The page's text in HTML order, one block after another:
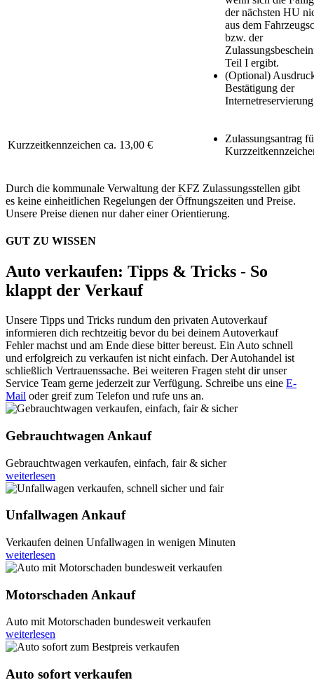
der nächsten HU
aus dem
bzw. der
Teil I ergibt.
(Optional)
Bestätigung der
Internetreservierung
Kurzzeitkennzeichen ca. 13,00 €
Zulassungsantrag
Durch die kommunale Verwaltung der KFZ Zulassungsstellen gibt
es keine einheitlichen Regelungen der Öffnungszeiten und Preise.
Unsere Preise dienen nur daher einer Orientierung.
GUT ZU WISSEN
Auto verkaufen: Tipps & Tricks - So
klappt der Verkauf
Unsere Tipps und Tricks rundum den privaten Autoverkauf
informieren dich rechtzeitig bevor du bei deinem Autoverkauf
Fehler machst und am Ende diese bitter bereust. Ein Auto schnell
und erfolgreich zu verkaufen ist nicht einfach. Der Autohandel ist
schließlich Vertrauenssache. Bei weiteren Fragen steht dir unser
Service Team gerne jederzeit zur Verfügung. Schreibe uns eine E-
Mail oder greif zum Telefon und rufe uns an.
Gebrauchtwagen Ankauf
Gebrauchtwagen verkaufen, einfach, fair & sicher
weiterlesen
Unfallwagen Ankauf
Verkaufen deinen Unfallwagen in wenigen Minuten
weiterlesen
Motorschaden Ankauf
Auto mit Motorschaden bundesweit verkaufen
weiterlesen
Auto sofort verkaufen